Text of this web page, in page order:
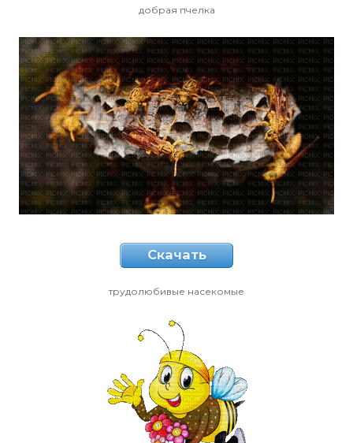
добрая пчелка
Скачать
трудолюбивые насекомые